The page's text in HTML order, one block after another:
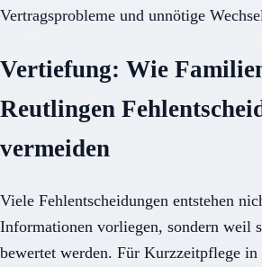
Vertragsprobleme und unnötige
Vertiefung: Wie
Reutlingen
vermeiden
Viele Fehlentscheidungen entstehen
Informationen vorliegen, sondern weil
bewertet werden. Für Kurzzeitpflege in